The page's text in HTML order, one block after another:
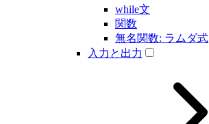
while文
関数
無名関数: ラムダ式
入力と出力